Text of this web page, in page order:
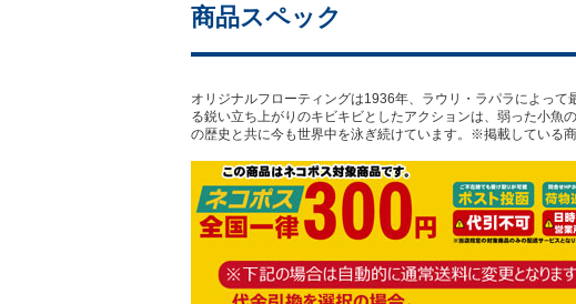
商品スペック
オリジナルフローティングは1936年、ラウリ・ラパラによっ
る鋭い立ち上がりのキビキビとしたアクションは、弱った小
の歴史と共に今も世界中を泳ぎ続けています。※掲載している